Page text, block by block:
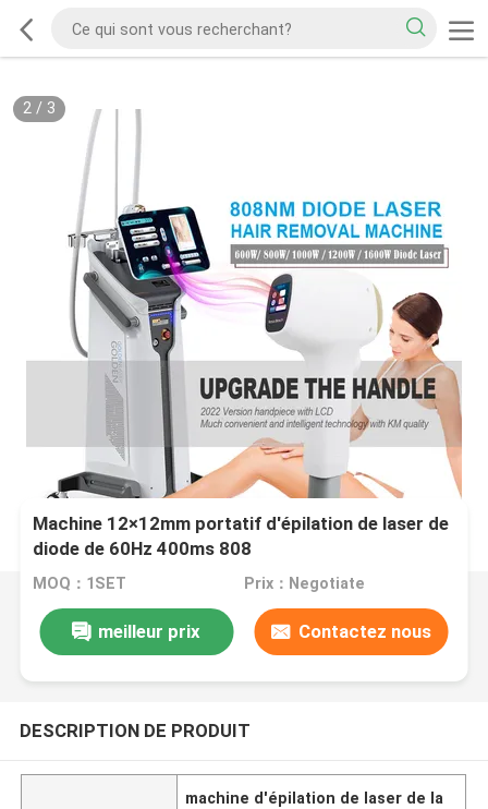
2/ 3
Machine 12×12mm portatif d'épilation de laser de
diode de 60Hz 400ms 808
MOQ：1SET Prix：Negotiate
meilleur prix Contactez nous
DESCRIPTION DE PRODUIT
machine d'épilation de laser de la